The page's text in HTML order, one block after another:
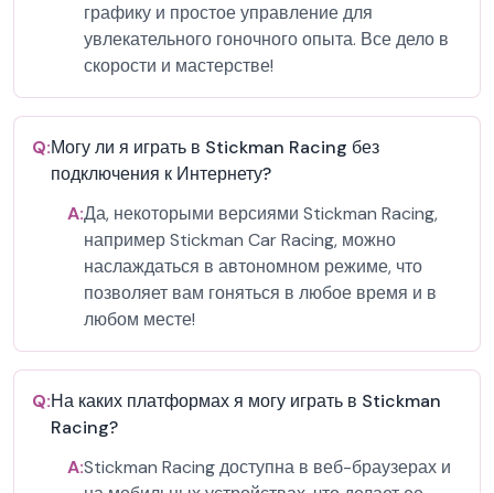
графику и простое управление для
увлекательного гоночного опыта. Все дело в
скорости и мастерстве!
Q:Могу ли я играть в Stickman Racing без
подключения к Интернету?
A:Да, некоторыми версиями Stickman Racing,
например Stickman Car Racing, можно
наслаждаться в автономном режиме, что
позволяет вам гоняться в любое время и в
любом месте!
Q:На каких платформах я могу играть в Stickman
Racing?
A:Stickman Racing доступна в веб-браузерах и